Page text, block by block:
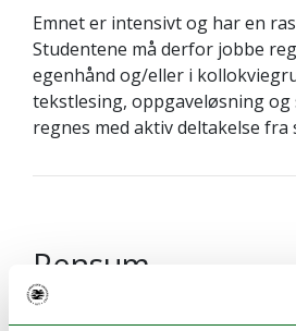
Emnet er intensivt og har en
Studentene må derfor jobbe
egenhånd og/eller i
tekstlesing, oppgaveløsning
regnes med aktiv deltakelse fra
Pensum
Pensumliste for SAM-1042